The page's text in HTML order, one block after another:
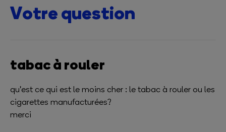
Votre question
tabac à rouler
qu'est ce qui est le moins cher : le tabac à rouler ou les
cigarettes manufacturées?
merci